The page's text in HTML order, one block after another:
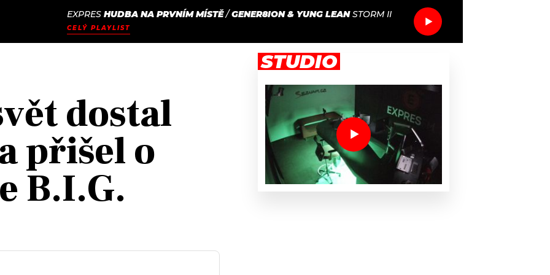
JAK
NALADIT
EXPRES HUDBA NA PRVNÍM MÍSTĚ/GENER8ION & YUNG LEAN STORM II
CELÝ PLAYLIST
dostal
přišel o
B.I.G.
STUDIO